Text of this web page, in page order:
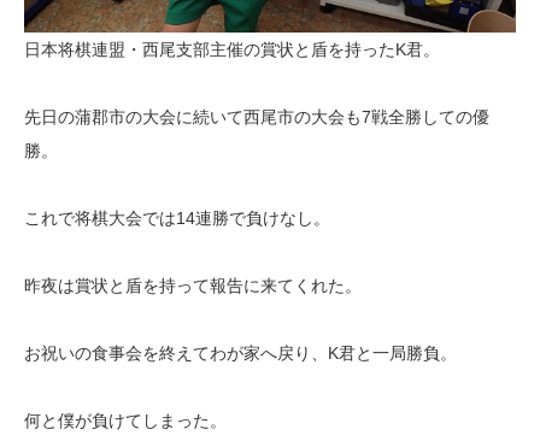
日本将棋連盟・西尾支部主催の賞状と盾を持ったK君。
先日の蒲郡市の大会に続いて西尾市の大会も7戦全勝しての優
勝。
これで将棋大会では14連勝で負けなし。
昨夜は賞状と盾を持って報告に来てくれた。
お祝いの食事会を終えてわが家へ戻り、K君と一局勝負。
何と僕が負けてしまった。